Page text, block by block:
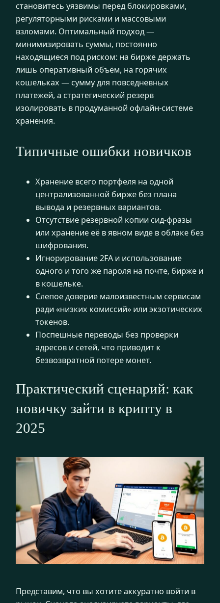
становитесь уязвимы перед блокировками,
регуляторными рисками и массовыми
взломами. Оптимальный подход —
минимизировать суммы, постоянно
находящиеся под риском: на бирже держать
лишь оперативный объём, на горячих
кошельках — сумму для повседневных
платежей, а стратегический резерв
изолировать в продуманной офлайн-системе
хранения.
Типичные ошибки новичков
Хранение всего портфеля на одной
централизованной бирже без плана
вывода и резервных вариантов.
Отсутствие резервной копии сид-фразы
или хранение её в явном виде в облаке без
шифрования.
Игнорирование 2FA и использование
одного и того же пароля на почте, бирже и
в кошельке.
Слепое доверие малоизвестным сервисам
ради «низких комиссий» или экзотических
токенов.
Поспешные переводы без проверки
адресов и сетей, что приводит к
безвозвратной потере монет.
Практический сценарий: как
новичку зайти в крипту в
2025
Представим, что вы хотите аккуратно войти в